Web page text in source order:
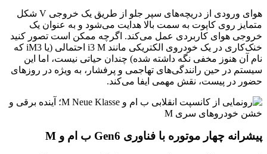
هوای ورودی از دریچه‌های سپر جلو از طریق یک خروجی V شکل
متمایز روی کاپوت به سمت بالا هدایت می‌شود و به عنوان یک
خروجی هوای کاربردی عمل می‌کند. اگرچه ممکن است تصور کنید
خنک‌کاری در یک خودروی الکتریکی مانند i3 M احتمالی (یا iM3 که
نام آن هنوز مخفی نگه داشته شده) چندان حیاتی نیست، اما این
سیستم در حین رانندگی‌های تهاجمی و پرفشار، به ویژه در روزهای
حضور در پیست، نقش مهمی ایفا می‌کند.
پیشرانه چهار موتوره با فناوری Gen6 ب ام و M